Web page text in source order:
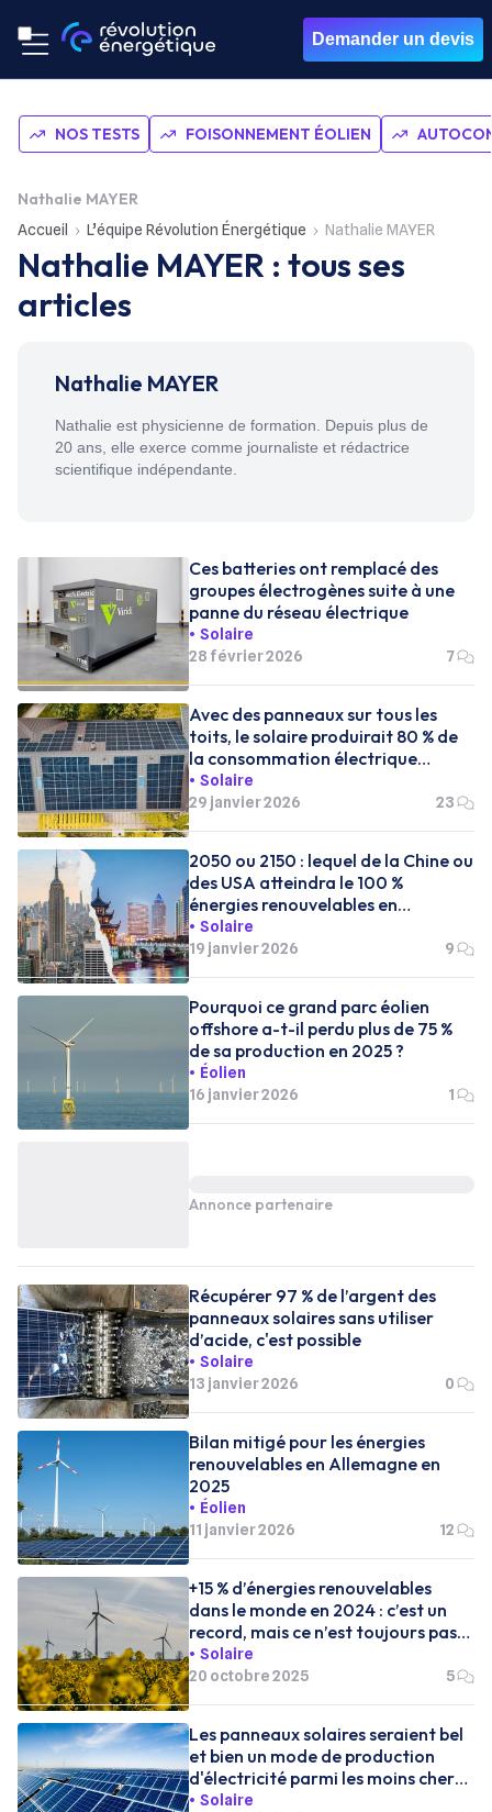
Demander un devis
NOS TESTS FOISONNEMENT ÉOLIEN
Nathalie MAYER
Accueil L’équipe Révolution Énergétique Nathalie MAYER
Nathalie MAYER : tous ses
articles
Nathalie MAYER
Nathalie est physicienne de formation. Depuis plus de
20 ans, elle exerce comme journaliste et rédactrice
scientifique indépendante.
Ces batteries ont remplacé des
groupes électrogènes suite à une
panne du réseau électrique
Solaire
28 février 2026
7
Avec des panneaux sur tous les
toits, le solaire produirait 80 % de
la consommation électrique
française
Solaire
29 janvier 2026
23
2050 ou 2150 : lequel de la Chine ou
des USA atteindra le 100 %
énergies renouvelables en
premier ?
Solaire
19 janvier 2026
9
Pourquoi ce grand parc éolien
offshore a-t-il perdu plus de 75 %
de sa production en 2025 ?
Éolien
16 janvier 2026
1
Annonce partenaire
Récupérer 97 % de l’argent des
panneaux solaires sans utiliser
d’acide, c'est possible
Solaire
13 janvier 2026
0
Bilan mitigé pour les énergies
renouvelables en Allemagne en
2025
Éolien
11 janvier 2026
12
+15 % d’énergies renouvelables
dans le monde en 2024 : c’est un
record, mais ce n’est toujours pas
suffisant
Solaire
20 octobre 2025
5
Les panneaux solaires seraient bel
et bien un mode de production
d'électricité parmi les moins cher
au monde
Solaire